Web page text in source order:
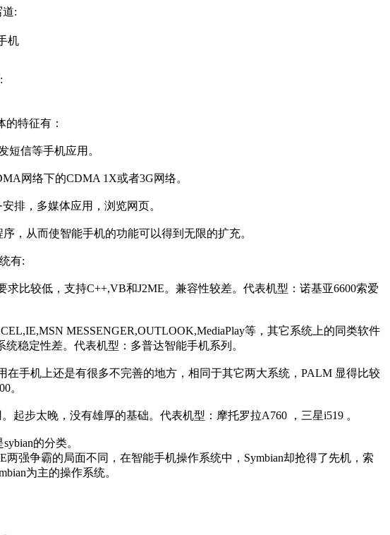
道:
机
特征有：
短信等手机应用。
网络下的CDMA 1X或者3G网络。
排，多媒体应用，浏览网页。
，从而使智能手机的功能可以得到无限的扩充。
有:
比较低，支持C++,VB和J2ME。兼容性较差。代表机型：诺基亚6600索爱
MESSENGER,OUTLOOK,MediaPlay等，其它系统上的同类软件
稳定性差。代表机型：多普达智能手机系列。
手机上还是有很多不完善的地方，相同于其它两大系统，PALM 显得比较
。
步太晚，没有雄厚的基础。代表机型：摩托罗拉A760 ，三星i519 。
的分类。
两强争霸的局面不同，在智能手机操作系统中，Symbian却抢得了先机，索
为主的操作系统。